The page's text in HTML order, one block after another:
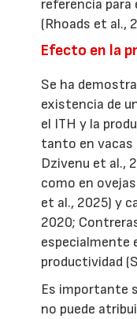
referencia
(Rhoads et al.,
Efecto en la
Se ha
existencia de
el ITH y la
tanto en vacas
Dzivenu et al.,
como en
et al., 2025) y
2020;
especialmente
productividad
Es importante
no puede